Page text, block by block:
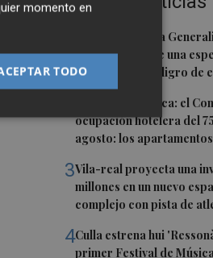
PortCastelló y la
conservación de una
autóctona en peligro de
Previsión turística: el
ocupación hotelera del
agosto: los
3Vila-real proyecta una
millones en un nuevo
complejo con pista de
4Culla estrena hui
primer Festival de
momento en
TODO